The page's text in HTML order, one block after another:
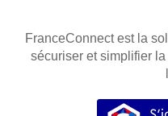
FranceConnect est la
sécuriser et simplifier